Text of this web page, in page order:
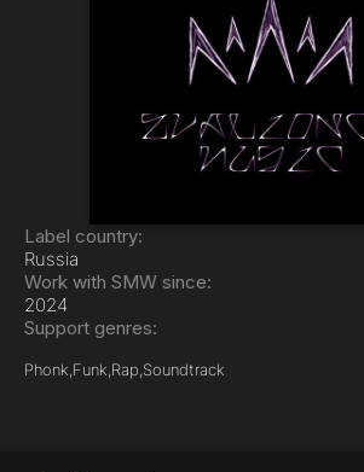
Label country:
Russia
Work with SMW since:
2024
Support genres:
Phonk, Funk, Rap, Soundtrack